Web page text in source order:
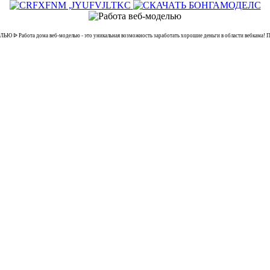
Работа дома веб-моделью - это уникальная возможность заработать хорошие деньги в области вебкама!